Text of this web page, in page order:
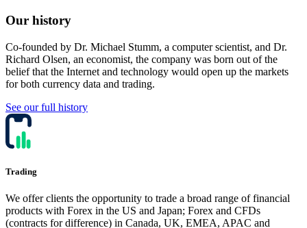
Our history
Co-founded by Dr. Michael Stumm, a computer scientist, and Dr.
Richard Olsen, an economist, the company was born out of the
belief that the Internet and technology would open up the markets
for both currency data and trading.
See our full history
Trading
We offer clients the opportunity to trade a broad range of financial
products with Forex in the US and Japan; Forex and CFDs
(contracts for difference) in Canada, UK, EMEA, APAC and